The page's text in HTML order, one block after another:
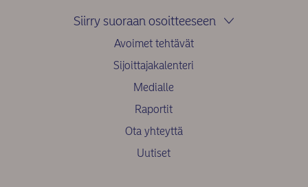
Siirry suoraan osoitteeseen
Avoimet tehtävät
Sijoittajakalenteri
Medialle
Raportit
Ota yhteyttä
Uutiset